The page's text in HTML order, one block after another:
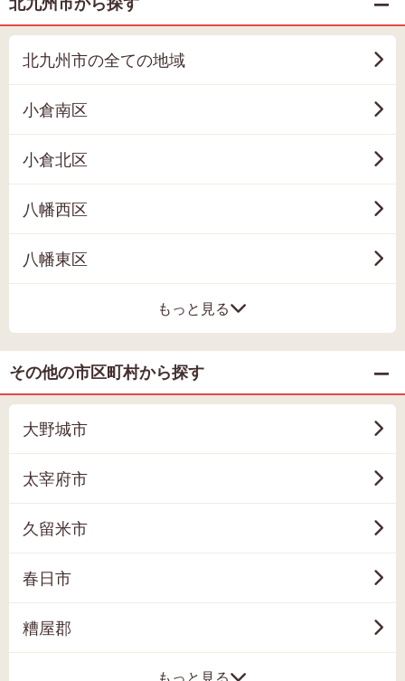
北九州市の全ての地域
小倉南区
小倉北区
八幡西区
八幡東区
もっと見る
その他の市区町村から探す
大野城市
太宰府市
久留米市
春日市
糟屋郡